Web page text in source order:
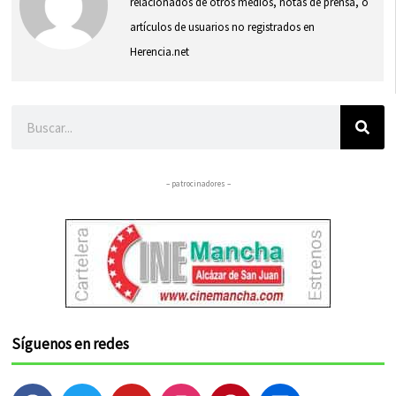
artículos de usuarios no registrados en
Herencia.net
– patrocinadores –
Síguenos en redes